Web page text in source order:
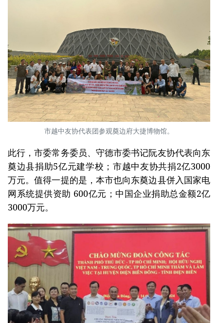
市越中友协代表团参观奠边府大捷博物馆。
此行，市委常务委员、守德市委书记阮友协代表向东
奠边县捐助5亿元建学校；市越中友协共捐2亿3000
万元。值得一提的是，本市也向东奠边县併入国家电
网系统提供资助 600亿元；中国企业捐助总金额2亿
3000万元。